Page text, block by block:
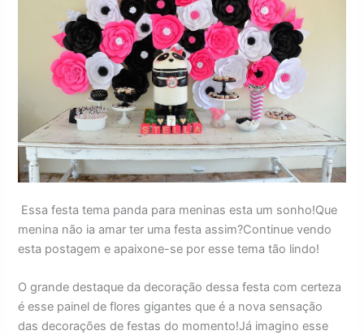
Essa festa tema panda para meninas esta um sonho!Que
menina não ia amar ter uma festa assim?Continue vendo
esta postagem e apaixone-se por esse tema tão lindo!
O grande destaque da decoração dessa festa com certeza
é esse painel de flores gigantes que é a nova sensação
das decorações de festas do momento!Já imagino esse